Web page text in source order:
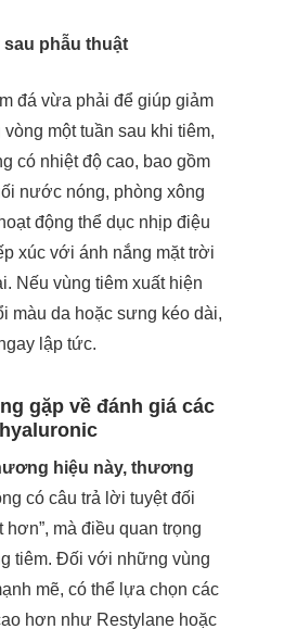
phẫu thuật
đá vừa phải để giúp giảm
một tuần sau khi tiêm,
có nhiệt độ cao, bao gồm
nước nóng, phòng xông
động thể dục nhịp điệu
xúc với ánh nắng mặt trời
Nếu vùng tiêm xuất hiện
màu da hoặc sưng kéo dài,
lập tức.
gặp về đánh giá các
hiệu này, thương
có câu trả lời tuyệt đối
hơn”, mà điều quan trọng
tiêm. Đối với những vùng
mẽ, có thể lựa chọn các
hơn như Restylane hoặc